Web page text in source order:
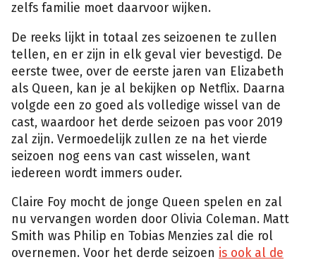
zelfs familie moet daarvoor wijken.
De reeks lijkt in totaal zes seizoenen te zullen
tellen, en er zijn in elk geval vier bevestigd. De
eerste twee, over de eerste jaren van Elizabeth
als Queen, kan je al bekijken op Netflix. Daarna
volgde een zo goed als volledige wissel van de
cast, waardoor het derde seizoen pas voor 2019
zal zijn. Vermoedelijk zullen ze na het vierde
seizoen nog eens van cast wisselen, want
iedereen wordt immers ouder.
Claire Foy mocht de jonge Queen spelen en zal
nu vervangen worden door Olivia Coleman. Matt
Smith was Philip en Tobias Menzies zal die rol
overnemen. Voor het derde seizoen is ook al de